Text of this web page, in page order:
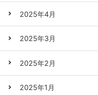
2025年4月
2025年3月
2025年2月
2025年1月